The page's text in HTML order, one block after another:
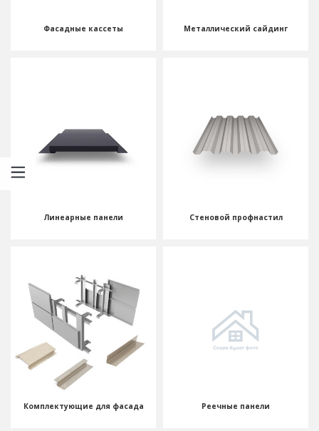
Фасадные кассеты Металлический сайдинг
Линеарные панели Стеновой профнастил
Комплектующие для фасада Реечные панели